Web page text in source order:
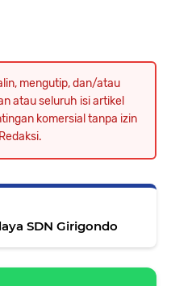
mengutip, dan/atau
atau seluruh isi artikel
komersial tanpa izin
SDN Girigondo